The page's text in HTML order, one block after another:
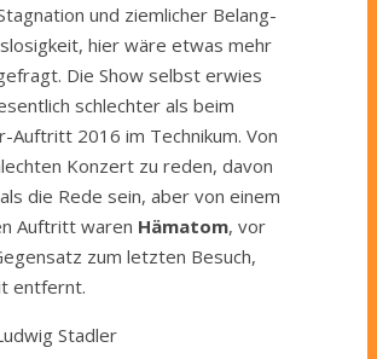
und ziemlicher Belang-
hier wäre etwas mehr
Die Show selbst erwies
schlechter als beim
Auftritt 2016 im Technikum. Von
Konzert zu reden, davon
die Rede sein, aber von einem
Auftritt waren Hämatom, vor
zum letzten Besuch,
entfernt.
Stadler